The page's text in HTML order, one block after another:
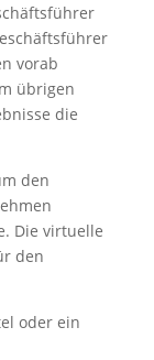
vorab
übrigen
die
den
Die virtuelle
den
oder ein